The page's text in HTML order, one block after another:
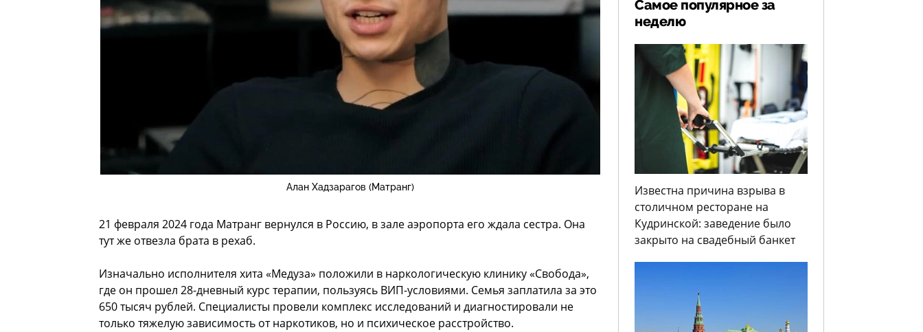
Алан Хадзарагов (Матранг)
21 февраля 2024 года Матранг вернулся в Россию, в зале аэропорта его ждала сестра. Она
тут же отвезла брата в рехаб.
Изначально исполнителя хита «Медуза» положили в наркологическую клинику «Свобода»,
где он прошел 28-дневный курс терапии, пользуясь ВИП-условиями. Семья заплатила за это
650 тысяч рублей. Специалисты провели комплекс исследований и диагностировали не
только тяжелую зависимость от наркотиков, но и психическое расстройство.
Самое популярное за
неделю
Известна причина взрыва в
столичном ресторане на
Кудринской: заведение было
закрыто на свадебный банкет